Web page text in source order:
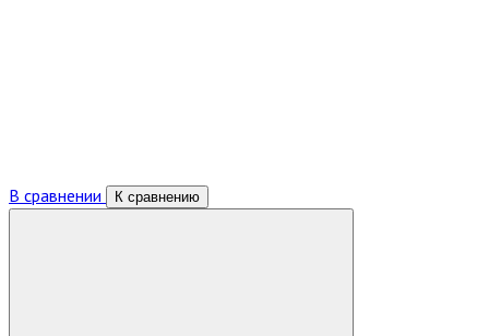
В сравнении К сравнению